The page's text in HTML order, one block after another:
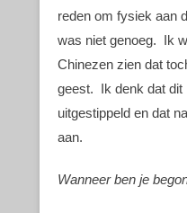
reden om fysiek aan
was niet genoeg. Ik
Chinezen zien dat
geest. Ik denk dat dit
uitgestippeld en dat
aan.
Wanneer ben je